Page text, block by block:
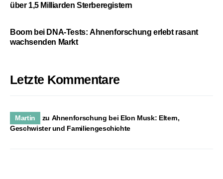
über 1,5 Milliarden Sterberegistern
Boom bei DNA-Tests: Ahnenforschung erlebt rasant
wachsenden Markt
Letzte Kommentare
Martin zu Ahnenforschung bei Elon Musk: Eltern,
Geschwister und Familiengeschichte